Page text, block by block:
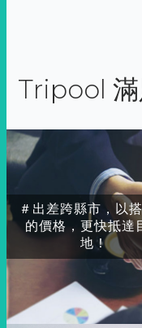
Tripool 滿
＃出差跨縣市，以
的價格，更快抵達
地！